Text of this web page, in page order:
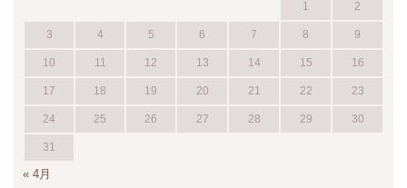
1 2
3 4 5 6 7 8 9
10 11 12 13 14 15 16
17 18 19 20 21 22 23
24 25 26 27 28 29 30
31
« 4月